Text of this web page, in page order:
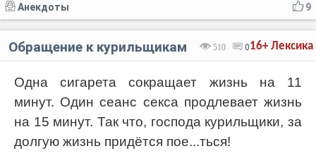
9
Анекдоты
Лексика
16+
510 0
Обращение к курильщикам
Одна сигарета сокращает жизнь на 11
минут. Один сеанс секса продлевает жизнь
на 15 минут. Так что, господа курильщики, за
долгую жизнь придётся пое...ться!